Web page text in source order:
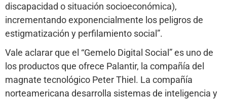
discapacidad o situación socioeconómica),
incrementando exponencialmente los peligros de
estigmatización y perfilamiento social”.
Vale aclarar que el “Gemelo Digital Social” es uno de
los productos que ofrece Palantir, la compañía del
magnate tecnológico Peter Thiel. La compañía
norteamericana desarrolla sistemas de inteligencia y